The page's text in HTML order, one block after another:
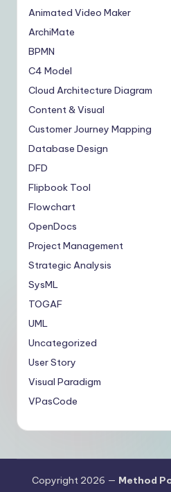
Animated Video Maker
ArchiMate
BPMN
C4 Model
Cloud Architecture Diagram
Content & Visual
Customer Journey Mapping
Database Design
DFD
Flipbook Tool
Flowchart
OpenDocs
Project Management
Strategic Analysis
SysML
TOGAF
UML
Uncategorized
User Story
Visual Paradigm
VPasCode
Copyright 2026 — Method